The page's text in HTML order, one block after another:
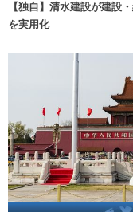
【独自】清水建設が建設
を実用化